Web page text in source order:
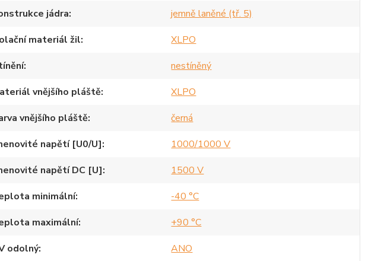
jádra
jemně laněné (tř. 5)
materiál žil
XLPO
nestíněný
vnějšího pláště
XLPO
vnějšího pláště
černá
napětí [U0/U]
1000/1000 V
napětí DC [U]
1500 V
minimální
-40 °C
maximální
+90 °C
odolný
ANO